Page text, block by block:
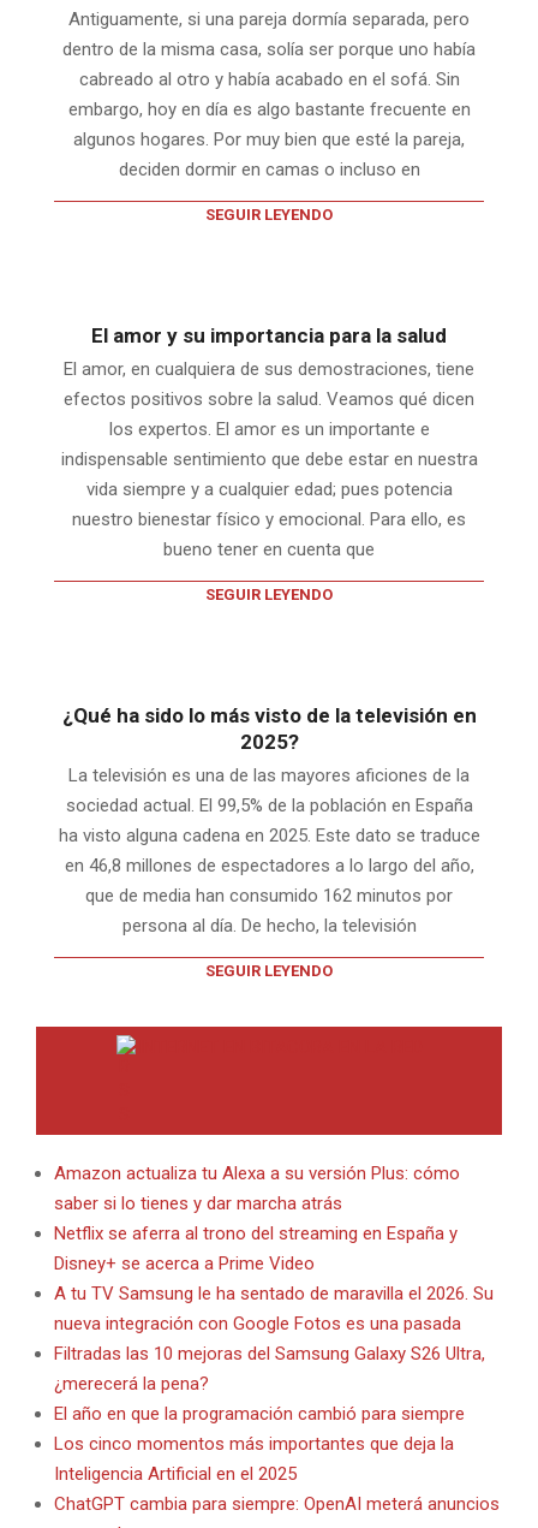
Antiguamente, si una pareja dormía separada, pero
dentro de la misma casa, solía ser porque uno había
cabreado al otro y había acabado en el sofá. Sin
embargo, hoy en día es algo bastante frecuente en
algunos hogares. Por muy bien que esté la pareja,
deciden dormir en camas o incluso en
SEGUIR LEYENDO
El amor y su importancia para la salud
El amor, en cualquiera de sus demostraciones, tiene
efectos positivos sobre la salud. Veamos qué dicen
los expertos. El amor es un importante e
indispensable sentimiento que debe estar en nuestra
vida siempre y a cualquier edad; pues potencia
nuestro bienestar físico y emocional. Para ello, es
bueno tener en cuenta que
SEGUIR LEYENDO
¿Qué ha sido lo más visto de la televisión en
2025?
La televisión es una de las mayores aficiones de la
sociedad actual. El 99,5% de la población en España
ha visto alguna cadena en 2025. Este dato se traduce
en 46,8 millones de espectadores a lo largo del año,
que de media han consumido 162 minutos por
persona al día. De hecho, la televisión
SEGUIR LEYENDO
Amazon actualiza tu Alexa a su versión Plus: cómo
saber si lo tienes y dar marcha atrás
Netflix se aferra al trono del streaming en España y
Disney+ se acerca a Prime Video
A tu TV Samsung le ha sentado de maravilla el 2026. Su
nueva integración con Google Fotos es una pasada
Filtradas las 10 mejoras del Samsung Galaxy S26 Ultra,
¿merecerá la pena?
El año en que la programación cambió para siempre
Los cinco momentos más importantes que deja la
Inteligencia Artificial en el 2025
ChatGPT cambia para siempre: OpenAI meterá anuncios